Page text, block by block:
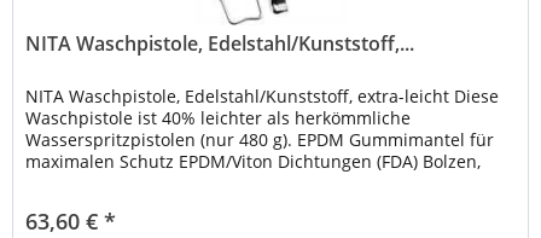
NITA Waschpistole, Edelstahl/Kunststoff,...
NITA Waschpistole, Edelstahl/Kunststoff, extra-leicht Diese
Waschpistole ist 40% leichter als herkömmliche
Wasserspritzpistolen (nur 480 g). EPDM Gummimantel für
maximalen Schutz EPDM/Viton Dichtungen (FDA) Bolzen,
63,60 € *